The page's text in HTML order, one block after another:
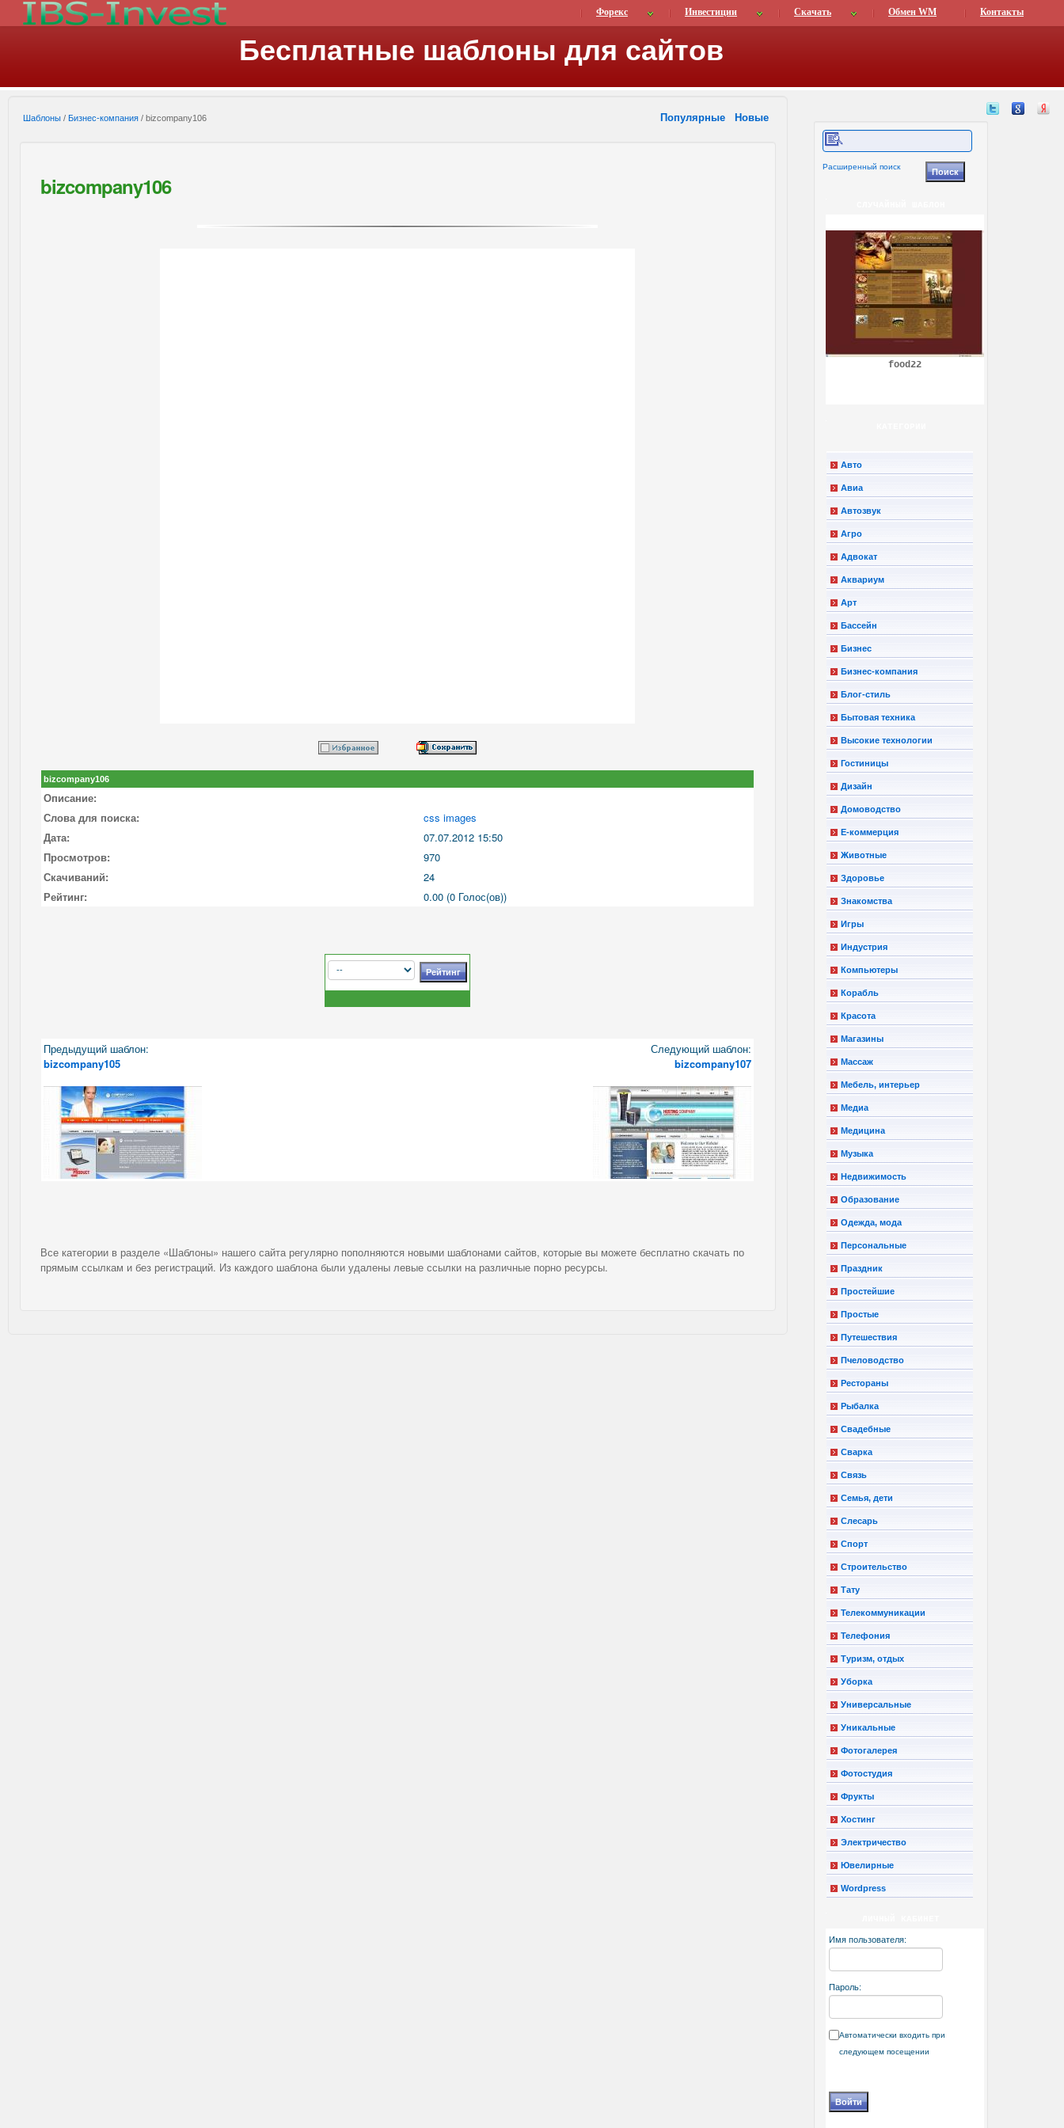
Форекс Инвестиции Скачать Обмен WM Контакты
Бесплатные шаблоны для сайтов
Шаблоны / Бизнес-компания / bizcompany106 Популярные Новые
bizcompany106
bizcompany106
Описание:
Слова для поиска:
css images
Дата:
07.07.2012 15:50
Просмотров:
970
Скачиваний:
24
Рейтинг:
0.00 (0 Голос(ов))
Предыдущий шаблон:
bizcompany105
Следующий шаблон:
bizcompany107
Все категории в разделе «Шаблоны» нашего сайта регулярно пополняются новыми шаблонами сайтов, которые вы можете бесплатно скачать по
прямым ссылкам и без регистраций. Из каждого шаблона были удалены левые ссылки на различные порно ресурсы.
Расширенный поиск
food22
Авто
Авиа
Автозвук
Агро
Адвокат
Аквариум
Арт
Бассейн
Бизнес
Бизнес-компания
Блог-стиль
Бытовая техника
Высокие технологии
Гостиницы
Дизайн
Домоводство
Е-коммерция
Животные
Здоровье
Знакомства
Игры
Индустрия
Компьютеры
Корабль
Красота
Магазины
Массаж
Мебель, интерьер
Медиа
Медицина
Музыка
Недвижимость
Образование
Одежда, мода
Персональные
Праздник
Простейшие
Простые
Путешествия
Пчеловодство
Рестораны
Рыбалка
Свадебные
Сварка
Связь
Семья, дети
Слесарь
Спорт
Строительство
Тату
Телекоммуникации
Телефония
Туризм, отдых
Уборка
Универсальные
Уникальные
Фотогалерея
Фотостудия
Фрукты
Хостинг
Электричество
Ювелирные
Wordpress
Имя пользователя:
Пароль:
Автоматически входить при
следующем посещении